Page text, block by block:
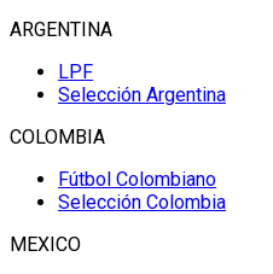
ARGENTINA
LPF
Selección Argentina
COLOMBIA
Fútbol Colombiano
Selección Colombia
MEXICO